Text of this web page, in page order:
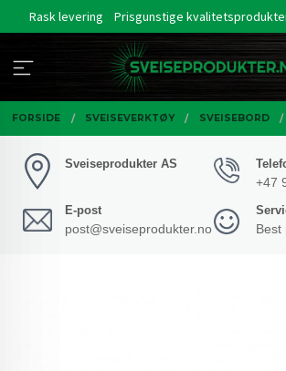
Rask levering Prisgunstige
FORSIDE SVEISEVERKTØY SVEISEBORD
Sveiseprodukter AS
+47
E-post
post@sveiseprodukter.no Best